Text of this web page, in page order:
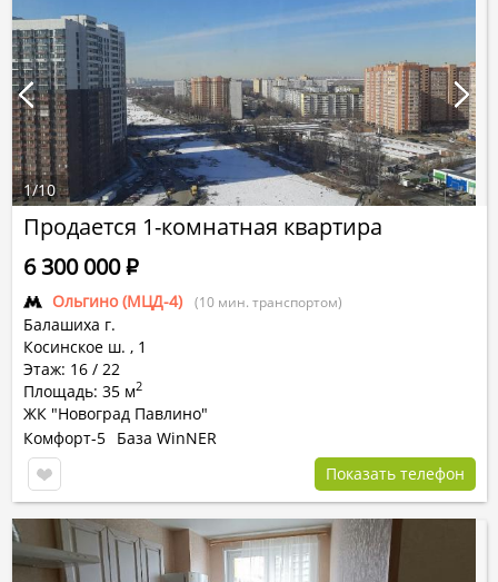
Продается 1-комнатная квартира
Ольгино (МЦД-4) (10 мин. транспортом)
Балашиха г.
Косинское ш. , 1
Этаж: 16 / 22
Площадь: 35 м2
ЖК "Новоград Павлино"
6 300 000Р
Комфорт-5 База WinNER
Показать телефон
1/10